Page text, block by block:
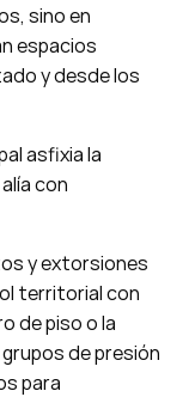
sino en
espacios
y desde los
asfixia la
con
y extorsiones
territorial con
de piso o la
de presión
para